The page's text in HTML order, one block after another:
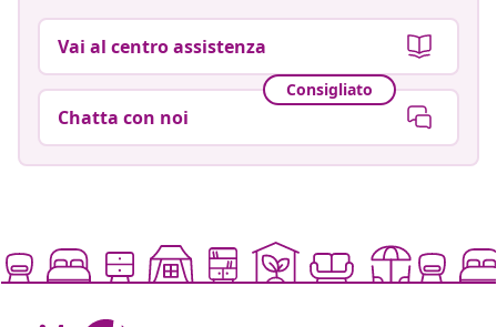
Vai al centro assistenza
Consigliato
Chatta con noi